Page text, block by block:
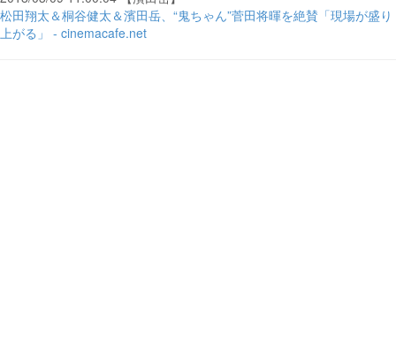
松田翔太＆桐谷健太＆濱田岳、“鬼ちゃん”菅田将暉を絶賛「現場が盛り
上がる」 - cinemacafe.net